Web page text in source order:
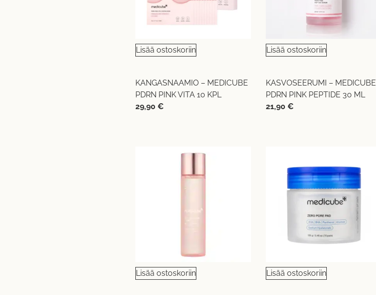
Lisää ostoskoriin
KANGASNAAMIO – MEDICUBE
PDRN PINK VITA 10 KPL
29,90 €
Lisää ostoskoriin
KASVOSEERUMI – MEDICUBE
PDRN PINK PEPTIDE 30 ML
21,90€
Lisää ostoskoriin Lisää ostoskoriin